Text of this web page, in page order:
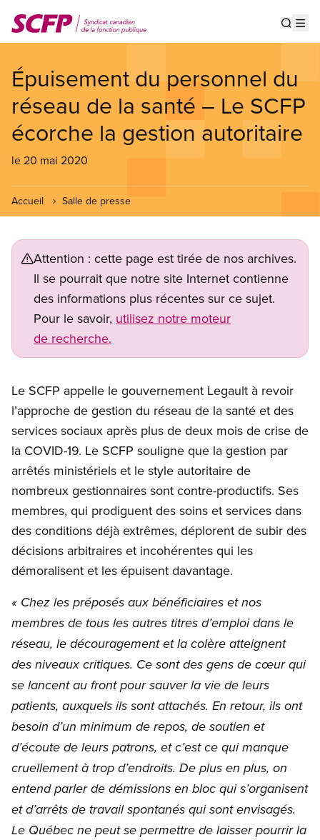
au
contenu
Épuisement du personnel du
réseau de la santé – Le SCFP
écorche la gestion autoritaire
le 20 mai 2020
Accueil Salle de presse
Attention : cette page est tirée de nos archives.
Il se pourrait que notre site Internet contienne
des informations plus récentes sur ce sujet.
Pour le savoir, utilisez notre moteur
de recherche.
Le SCFP appelle le gouvernement Legault à revoir
l’approche de gestion du réseau de la santé et des
services sociaux après plus de deux mois de crise de
la COVID-19. Le SCFP souligne que la gestion par
arrêtés ministériels et le style autoritaire de
nombreux gestionnaires sont contre-productifs. Ses
membres, qui prodiguent des soins et services dans
des conditions déjà extrêmes, déplorent de subir des
décisions arbitraires et incohérentes qui les
démoralisent et les épuisent davantage.
« Chez les préposés aux bénéficiaires et nos
membres de tous les autres titres d’emploi dans le
réseau, le découragement et la colère atteignent
des niveaux critiques. Ce sont des gens de cœur qui
se lancent au front pour sauver la vie de leurs
patients, auxquels ils sont attachés. En retour, ils ont
besoin d’un minimum de repos, de soutien et
d’écoute de leurs patrons, et c’est ce qui manque
cruellement à trop d’endroits. De plus en plus, on
entend parler de démissions en bloc qui s’organisent
et d’arrêts de travail spontanés qui sont envisagés.
Le Québec ne peut se permettre de laisser pourrir la